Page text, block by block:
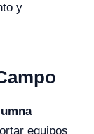
y
equipos